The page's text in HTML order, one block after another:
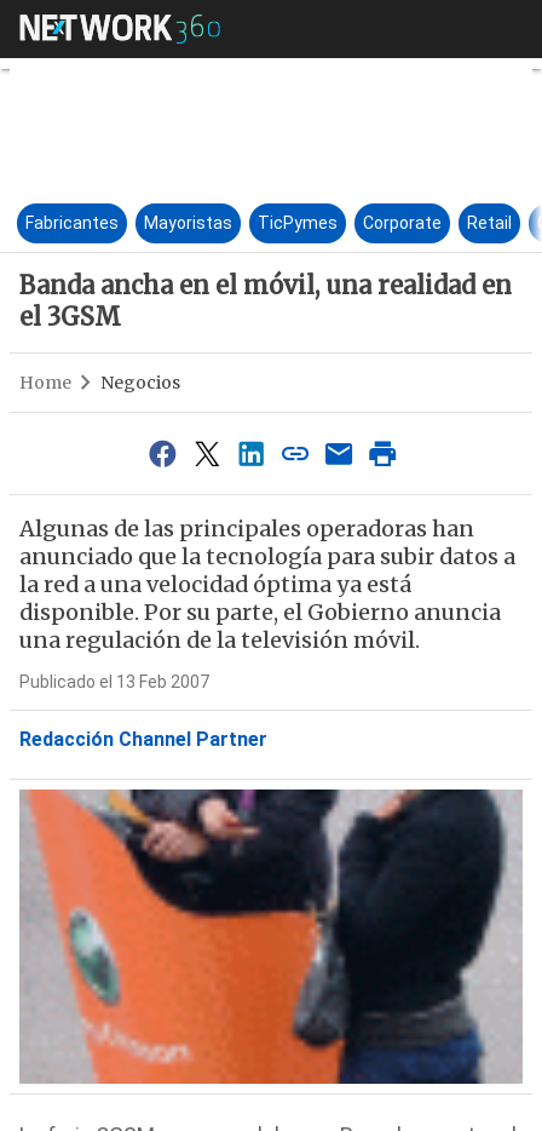
Banda ancha en el móvil, una
Fabricantes Mayoristas TicPymes Corporate Retail
Banda ancha en el móvil, una realidad en
el 3GSM
Home Negocios
Algunas de las principales operadoras han
anunciado que la tecnología para subir datos a
la red a una velocidad óptima ya está
disponible. Por su parte, el Gobierno anuncia
una regulación de la televisión móvil.
Publicado el 13 Feb 2007
Redacción Channel Partner